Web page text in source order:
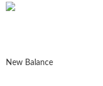
New Balance